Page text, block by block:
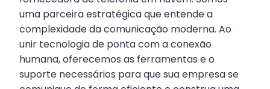
uma parceira estratégica que entende a
complexidade da comunicação moderna. Ao
unir tecnologia de ponta com a conexão
humana, oferecemos as ferramentas e o
suporte necessários para que sua empresa se